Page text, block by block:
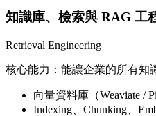
知識庫、檢索與 RAG 工
Retrieval Engineering
核心能力：能讓企業的所有知
向量資料庫（Weaviate /
Indexing、Chunking、